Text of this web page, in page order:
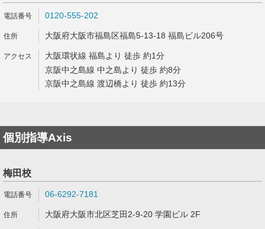
0120-555-202
大阪府大阪市福島区福島5-13-18 福島ビル206号
大阪環状線 福島より 徒歩 約1分
京阪中之島線 中之島より 徒歩 約8分
京阪中之島線 渡辺橋より 徒歩 約13分
個別指導Axis
梅田校
06-6292-7181
大阪府大阪市北区芝田2-9-20 学園ビル 2F